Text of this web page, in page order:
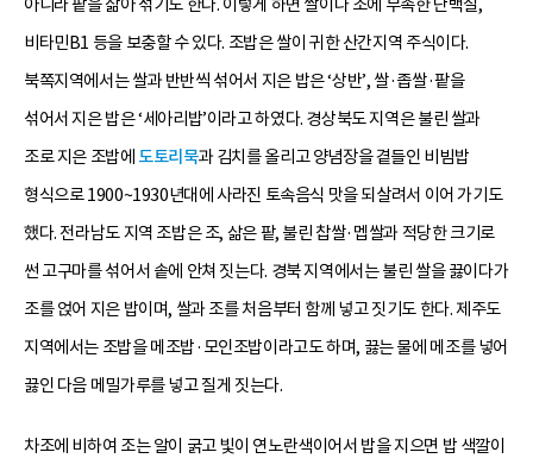
아니라 팥을 삶아 섞기도 한다. 이렇게 하면 쌀이나 조에 부족한 단백질,
비타민B1 등을 보충할 수 있다. 조밥은 쌀이 귀한 산간지역 주식이다.
북쪽지역에서는 쌀과 반반씩 섞어서 지은 밥은 ‘상반’, 쌀·좁쌀·팥을
섞어서 지은 밥은 ‘세아리밥’이라고 하였다. 경상북도 지역은 불린 쌀과
조로 지은 조밥에 도토리묵과 김치를 올리고 양념장을 곁들인 비빔밥
형식으로 1900~1930년대에 사라진 토속음식 맛을 되살려서 이어 가기도
했다. 전라남도 지역 조밥은 조, 삶은 팥, 불린 찹쌀·멥쌀과 적당한 크기로
썬 고구마를 섞어서 솥에 안쳐 짓는다. 경북 지역에서는 불린 쌀을 끓이다가
조를 얹어 지은 밥이며, 쌀과 조를 처음부터 함께 넣고 짓기도 한다. 제주도
지역에서는 조밥을 메조밥·모인조밥이라고도 하며, 끓는 물에 메조를 넣어
끓인 다음 메밀가루를 넣고 질게 짓는다.
차조에 비하여 조는 알이 굵고 빛이 연노란색이어서 밥을 지으면 밥 색깔이